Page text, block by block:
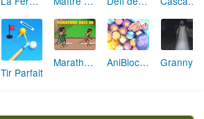
Tir Parfait
Marathon Champion io AniBlocos: Connecte les Animaux Mignons!